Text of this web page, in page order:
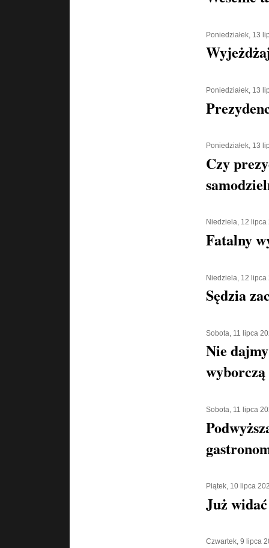
Poniedziałek, 13
Poniedziałek, 13
Poniedziałek, 13
Czy
Niedziela, 12 lipca
Fatalny
Niedziela, 12 lipca
Sędzia
Sobota, 11 lipca
Nie
wyborczą
Sobota, 11 lipca
Piątek, 10 lipca
Już
Czwartek, 9 lipca